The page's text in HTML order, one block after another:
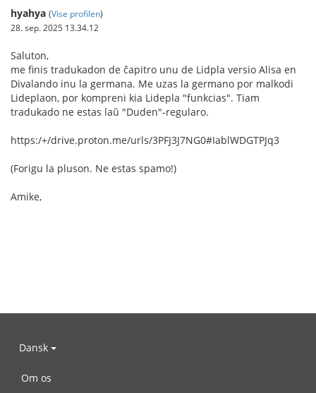
hyahya (Vise profilen)
28. sep. 2025 13.34.12
Saluton,
me finis tradukadon de ĉapitro unu de Lidpla versio Alisa en
Divalando inu la germana. Me uzas la germano por malkodi
Lideplaon, por kompreni kia Lidepla "funkcias". Tiam
tradukado ne estas laŭ "Duden"-regularo.
https:/+/drive.proton.me/urls/3PFJ3J7NG0#IablWDGTPJq3
(Forigu la pluson. Ne estas spamo!)
Amike,
Dansk
Om os